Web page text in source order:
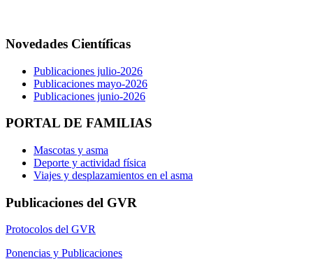
Novedades Científicas
Publicaciones julio-2026
Publicaciones mayo-2026
Publicaciones junio-2026
PORTAL DE FAMILIAS
Mascotas y asma
Deporte y actividad física
Viajes y desplazamientos en el asma
Publicaciones del GVR
Protocolos del GVR
Ponencias y Publicaciones